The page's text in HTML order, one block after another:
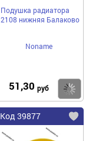
Купить
Подушка радиатора
2108 нижняя Балаково
Noname
51,30 руб
Код 39877